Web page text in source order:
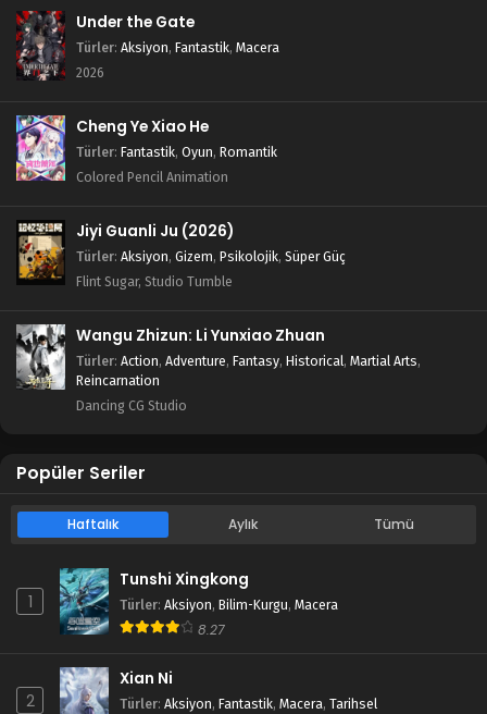
Under the Gate
Türler: Aksiyon, Fantastik, Macera
2026
Cheng Ye Xiao He
Türler: Fantastik, Oyun, Romantik
Colored Pencil Animation
Jiyi Guanli Ju (2026)
Türler: Aksiyon, Gizem, Psikolojik, Süper Güç
Flint Sugar, Studio Tumble
Wangu Zhizun: Li Yunxiao Zhuan
Türler: Action, Adventure, Fantasy, Historical, Martial Arts,
Reincarnation
Dancing CG Studio
Popüler Seriler
Haftalık Aylık Tümü
1
Tunshi Xingkong
Türler: Aksiyon, Bilim-Kurgu, Macera
8.27
2
Xian Ni
Türler: Aksiyon, Fantastik, Macera, Tarihsel